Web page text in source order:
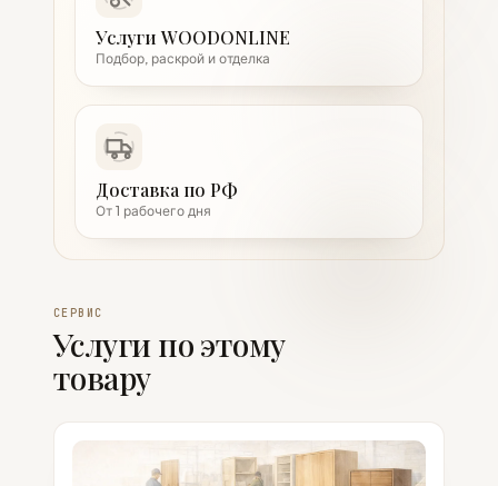
Услуги WOODONLINE
Подбор, раскрой и отделка
Доставка по РФ
От 1 рабочего дня
СЕРВИС
Услуги по этому
товару